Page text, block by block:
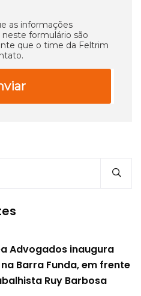
as informações
formulário são
que o time da Feltrim
Advogados inaugura
Barra Funda, em frente
Ruy Barbosa